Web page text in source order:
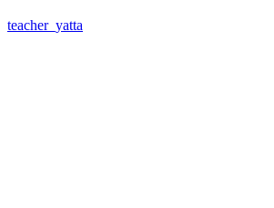
teacher_yatta